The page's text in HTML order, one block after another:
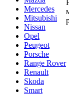
Mercedes
Mitsubishi
Nissan
Opel
Peugeot
Porsche
Range Rover
Renault
Skoda
Smart